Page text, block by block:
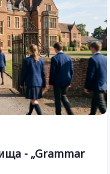
- „Grammar